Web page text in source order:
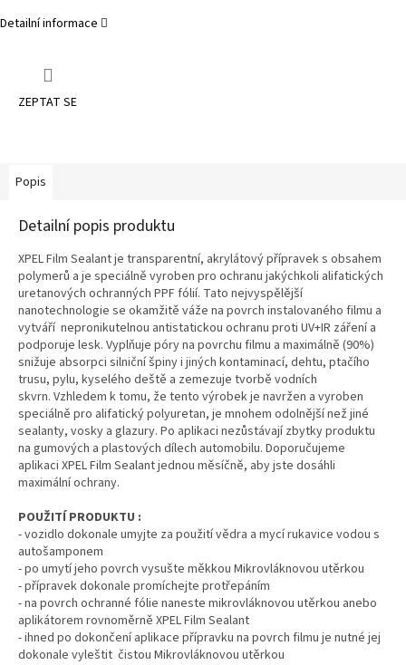
Detailní informace
ZEPTAT SE
Popis
Detailní popis produktu
XPEL Film Sealant je transparentní, akrylátový přípravek s obsahem
polymerů a je speciálně vyroben pro ochranu jakýchkoli alifatických
uretanových ochranných PPF fólií. Tato nejvyspělější
nanotechnologie se okamžitě váže na povrch instalovaného filmu a
vytváří nepronikutelnou antistatickou ochranu proti UV+IR záření a
podporuje lesk. Vyplňuje póry na povrchu filmu a maximálně (90%)
snižuje absorpci silniční špiny i jiných kontaminací, dehtu, ptačího
trusu, pylu, kyselého deště a zemezuje tvorbě vodních
skvrn. Vzhledem k tomu, že tento výrobek je navržen a vyroben
speciálně pro alifatický polyuretan, je mnohem odolnější než jiné
sealanty, vosky a glazury. Po aplikaci nezůstávají zbytky produktu
na gumových a plastových dílech automobilu. Doporučujeme
aplikaci XPEL Film Sealant jednou měsíčně, aby jste dosáhli
maximální ochrany.
POUŽITÍ PRODUKTU :
- vozidlo dokonale umyjte za použití vědra a mycí rukavice vodou s
autošamponem
- po umytí jeho povrch vysušte měkkou Mikrovláknovou utěrkou
- přípravek dokonale promíchejte protřepáním
- na povrch ochranné fólie naneste mikrovláknovou utěrkou anebo
aplikátorem rovnoměrně XPEL Film Sealant
- ihned po dokončení aplikace přípravku na povrch filmu je nutné jej
dokonale vyleštit čistou Mikrovláknovou utěrkou